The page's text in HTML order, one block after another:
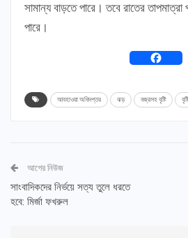
সামান্য বাড়তে পারে। তবে রাতের তাপমাত্রা
পারে।
আবহাওয়া অধিদপ্তর ঝড় বজ্রসহ বৃষ্টি বৃষ্টি
আগের নিউজ
সাংবাদিকদের নির্ভয়ে সত্য তুলে ধরতে
হবে: মির্জা ফখরুল